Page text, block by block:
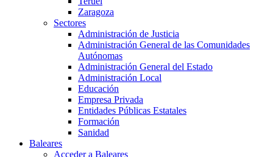
Zaragoza
Sectores
Administración de Justicia
Administración General de las Comunidades
Autónomas
Administración General del Estado
Administración Local
Educación
Empresa Privada
Entidades Públicas Estatales
Formación
Sanidad
Baleares
Acceder a Baleares